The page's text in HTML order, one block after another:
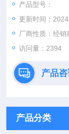
名的机电行业*及
高效的化供应链体
产品型号：
更新时间：
厂商性质：经销
访问量：2394
产品咨
产品分类